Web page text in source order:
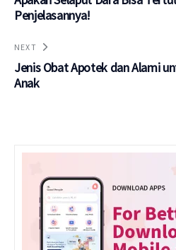
Penjelasannya!
NEXT
Jenis Obat Apotek dan Alami
Anak